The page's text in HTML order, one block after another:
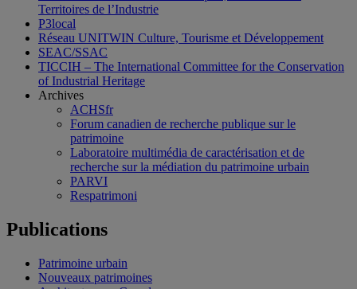
Territoires de l’Industrie
P3local
Réseau UNITWIN Culture, Tourisme et Développement
SEAC/SSAC
TICCIH – The International Committee for the Conservation
of Industrial Heritage
Archives
ACHSfr
Forum canadien de recherche publique sur le
patrimoine
Laboratoire multimédia de caractérisation et de
recherche sur la médiation du patrimoine urbain
PARVI
Respatrimoni
Publications
Patrimoine urbain
Nouveaux patrimoines